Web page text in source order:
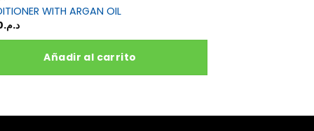
WITH ARGAN OIL
د.م.
Añadir al carrito